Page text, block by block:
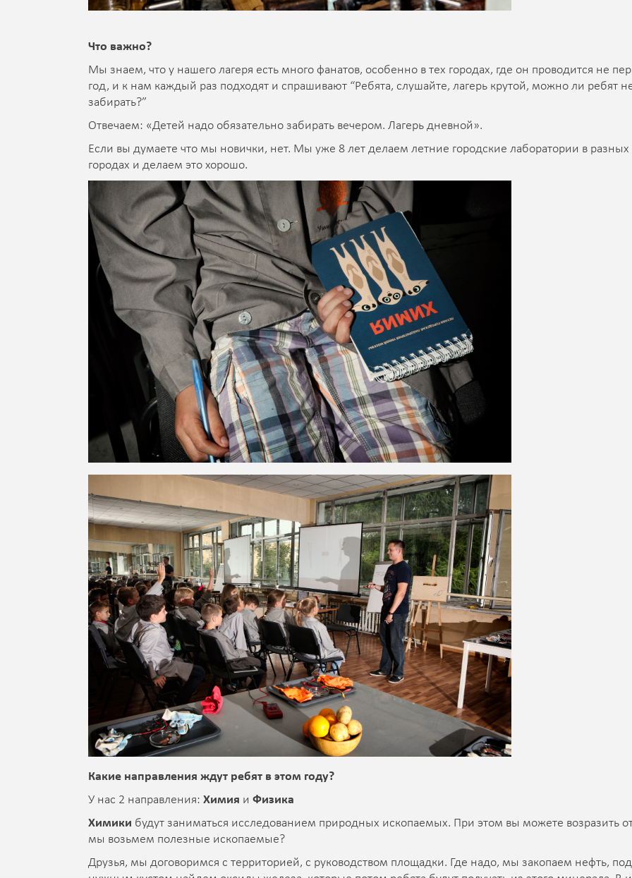
Что важно?
Мы знаем, что у нашего лагеря есть много фанатов, особенно в тех городах, где он проводится не
год, и к нам каждый раз подходят и спрашивают “Ребята, слушайте, лагерь крутой, можно ли ребят
забирать?”
Отвечаем: «Детей надо обязательно забирать вечером. Лагерь дневной».
Если вы думаете что мы новички, нет. Мы уже 8 лет делаем летние городские лаборатории в разных
городах и делаем это хорошо.
Какие направления ждут ребят в этом году?
У нас 2 направления: Химия и Физика
Химики будут заниматься исследованием природных ископаемых. При этом вы можете возразить
мы возьмем полезные ископаемые?
Друзья, мы договоримся с территорией, с руководством площадки. Где надо, мы закопаем нефть, под